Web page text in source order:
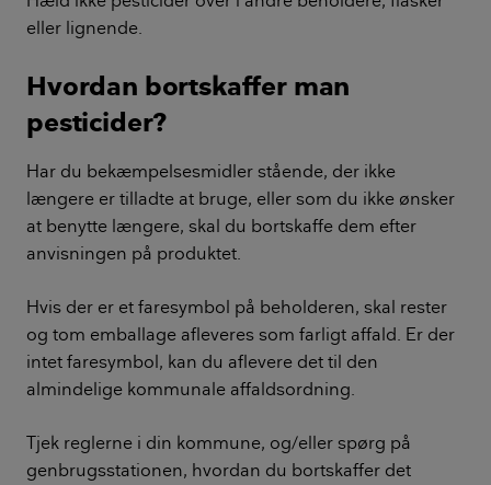
eller lignende.
Hvordan bortskaffer man
pesticider?
Har du bekæmpelsesmidler stående, der ikke
længere er tilladte at bruge, eller som du ikke ønsker
at benytte længere, skal du bortskaffe dem efter
anvisningen på produktet.
Hvis der er et faresymbol på beholderen, skal rester
og tom emballage afleveres som farligt affald. Er der
intet faresymbol, kan du aflevere det til den
almindelige kommunale affaldsordning.
Tjek reglerne i din kommune, og/eller spørg på
genbrugsstationen, hvordan du bortskaffer det